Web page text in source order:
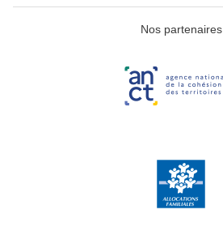
Nos partenaires